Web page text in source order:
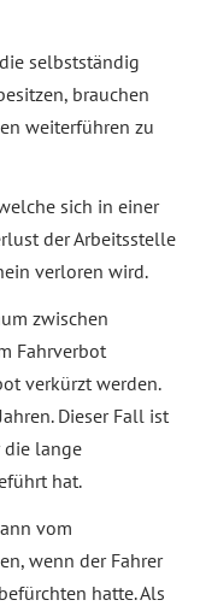
selbstständig
brauchen
weiterführen zu
sich in einer
der Arbeitsstelle
verloren wird.
zwischen
Fahrverbot
verkürzt werden.
Dieser Fall ist
die lange
hat.
vom
wenn der Fahrer
hatte. Als